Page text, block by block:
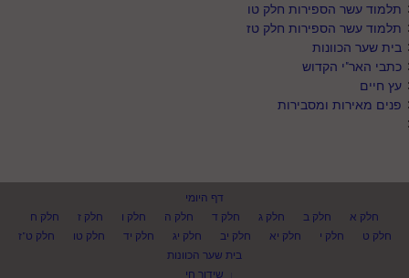
תלמוד עשר הספירות חלק טו
תלמוד עשר הספירות חלק טז
בית שער הכוונות
כתבי האר"י הקדוש
עץ חיים
פנים מאירות ומסבירות
דף היומי
חלק א
חלק ב חלק ג חלק ד חלק ה חלק ו חלק ז
חלק ח
חלק ט
חלק י חלק יא חלק יב חלק יג חלק יד חלק טו
חלק ט"ז
בית שער הכוונות
שידור חי